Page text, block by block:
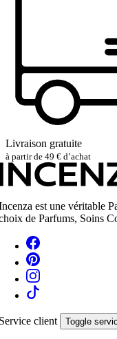
Livraison gratuite
à partir de 49 € d’achat
est une véritable
de Parfums, Soins
client Toggle